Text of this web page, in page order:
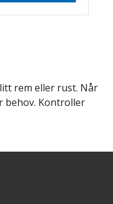
rem eller rust. Når
behov. Kontroller